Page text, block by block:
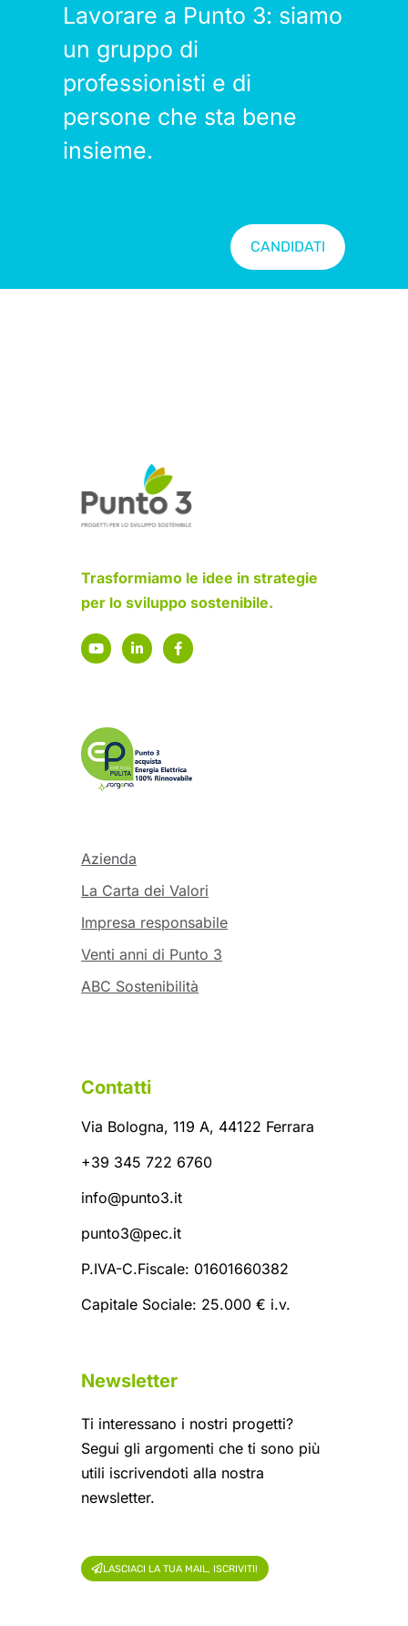
Lavorare a Punto 3: siamo
un gruppo di
professionisti e di
persone che sta bene
insieme.
CANDIDATI
Trasformiamo le idee in strategie
per lo sviluppo sostenibile.
Azienda
La Carta dei Valori
Impresa responsabile
Venti anni di Punto 3
ABC Sostenibilità
Contatti
Via Bologna, 119 A, 44122 Ferrara
+39 345 722 6760
info@punto3.it
punto3@pec.it
P.IVA-C.Fiscale: 01601660382
Capitale Sociale: 25.000 € i.v.
Newsletter
Ti interessano i nostri progetti?
Segui gli argomenti che ti sono più
utili iscrivendoti alla nostra
newsletter.
LASCIACI LA TUA MAIL, ISCRIVITI!